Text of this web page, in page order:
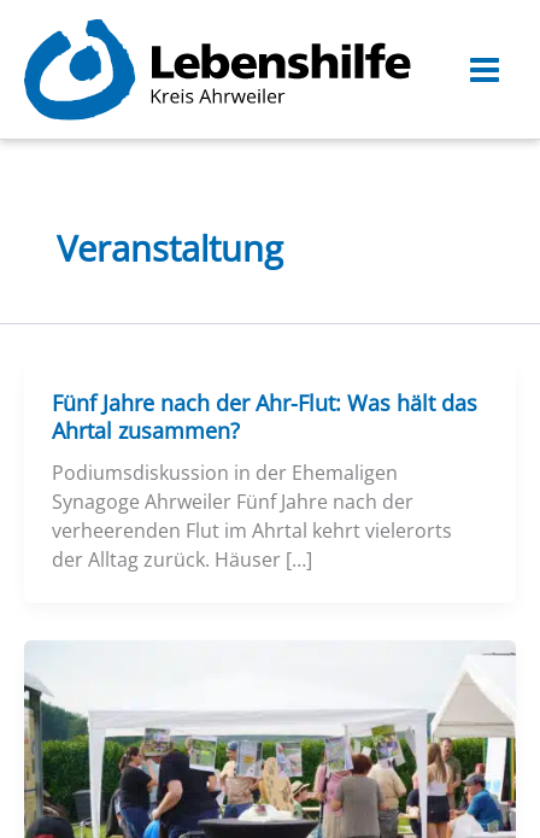
Inhalt
springen
Veranstaltung
Fünf Jahre nach der Ahr-Flut: Was hält das
Ahrtal zusammen?
Podiumsdiskussion in der Ehemaligen
Synagoge Ahrweiler Fünf Jahre nach der
verheerenden Flut im Ahrtal kehrt vielerorts
der Alltag zurück. Häuser […]